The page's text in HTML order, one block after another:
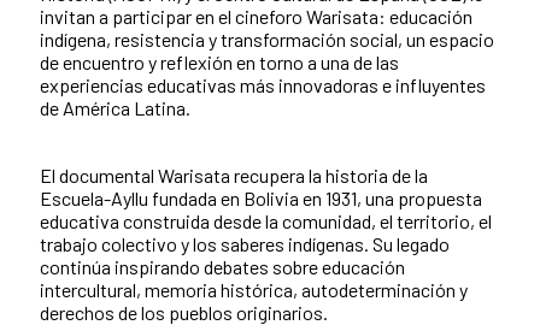
invitan a participar en el cineforo Warisata: educación
indígena, resistencia y transformación social, un espacio
de encuentro y reflexión en torno a una de las
experiencias educativas más innovadoras e influyentes
de América Latina.
El documental Warisata recupera la historia de la
Escuela-Ayllu fundada en Bolivia en 1931, una propuesta
educativa construida desde la comunidad, el territorio, el
trabajo colectivo y los saberes indígenas. Su legado
continúa inspirando debates sobre educación
intercultural, memoria histórica, autodeterminación y
derechos de los pueblos originarios.